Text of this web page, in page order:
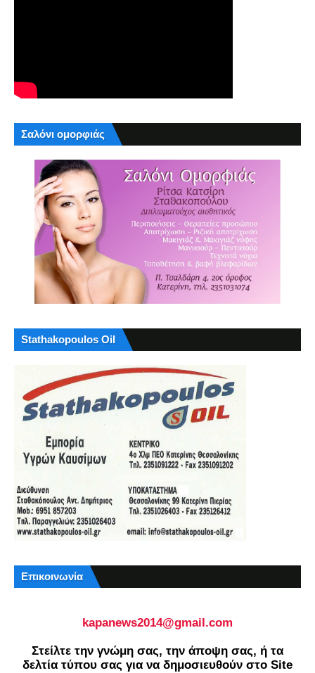
Σαλόνι ομορφιάς
Stathakopoulos Oil
Επικοινωνία
kapanews2014@gmail.com
Στείλτε την γνώμη σας, την άποψη σας, ή τα
δελτία τύπου σας για να δημοσιευθούν στο Site